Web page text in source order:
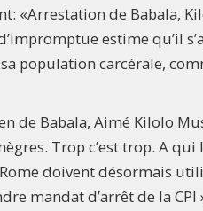
«Arrestation de Babala,
estime qu’il
population carcérale,
de Babala, Aimé Kilolo
Trop c’est trop. A qui
doivent désormais
mandat d’arrêt de la